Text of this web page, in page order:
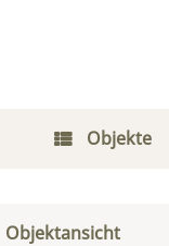
Objekte
Objektansicht